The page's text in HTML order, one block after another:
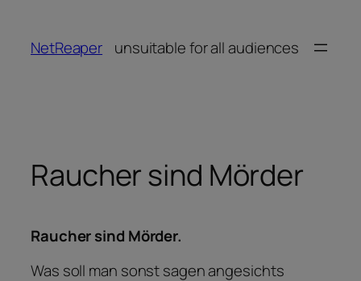
springen
NetReaper unsuitable for all audiences
Raucher sind Mörder
Raucher sind Mörder.
Was soll man sonst sagen angesichts